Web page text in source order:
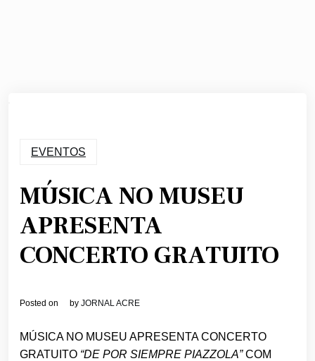
EVENTOS
MÚSICA NO MUSEU
APRESENTA
CONCERTO GRATUITO
Posted on by JORNAL ACRE
MÚSICA NO MUSEU APRESENTA CONCERTO
GRATUITO “DE POR SIEMPRE PIAZZOLA”COM